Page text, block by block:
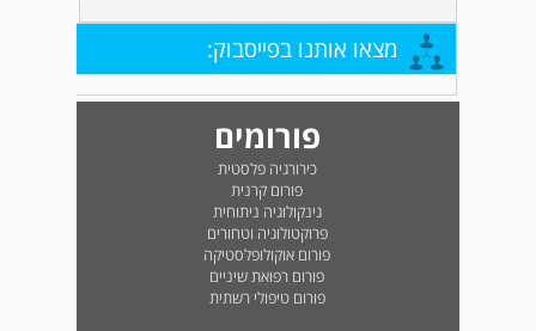
מצאו אותנו בפייסבוק:
פורומים
כירורגיה פלסטית
פורום קרנית
גינקולוגיה ניתוחית
פרוקטולוגיה וטחורים
פורום אוקולופלסטיקה
פורום רפואת שיניים
פורום טיפולי רשתית